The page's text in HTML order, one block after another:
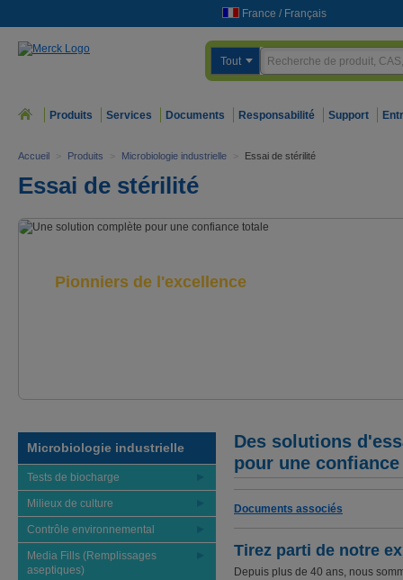
France / Français
Tout
Produits Services Documents Responsabilité Support
Accueil > Produits > Microbiologie industrielle > Essai de stérilité
Essai de stérilité
Pionniers de l'excellence
Microbiologie industrielle
Tests de biocharge
Milieux de culture
Contrôle environnemental
Media Fills (Remplissages
aseptiques)
Des solutions
pour une
Documents associés
Tirez parti de notre
Depuis plus de 40 ans, nous